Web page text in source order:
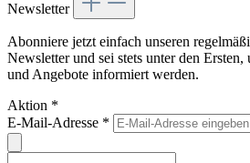
Newsletter
Abonniere jetzt einfach unseren
Newsletter und sei stets unter den Ersten,
und Angebote informiert werden.
Aktion *
E-Mail-Adresse *